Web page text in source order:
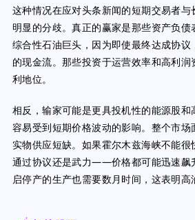
这种情况在应对头条新闻的短期交易者与
明显的分歧。真正的赢家是那些资产负
综合性石油巨头，因为即使最终达成协
的现金流。那些投资于运营效率和高利
利地位。
相反，输家可能是更具投机性的能源股和
容易受到短期价格波动的影响。整个市场
实物供应短缺。如果霍尔木兹海峡不能
通过协议还是武力——价格都可能迅速飙
启停产的生产也需要数月时间，这表明高